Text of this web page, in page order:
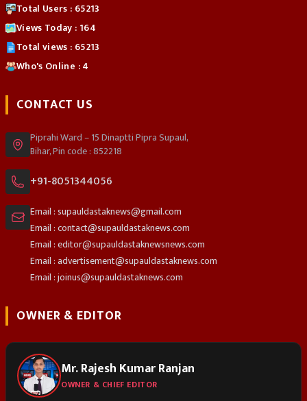
Total Users : 65213
Views Today : 164
Total views : 65213
Who's Online : 4
CONTACT US
Piprahi Ward – 15 Dinaptti Pipra Supaul,
Bihar, Pin code : 852218
+91-8051344056
Email : supauldastaknews@gmail.com
Email : contact@supauldastaknews.com
Email : editor@supauldastaknewsnews.com
Email : advertisement@supauldastaknews.com
Email : joinus@supauldastaknews.com
OWNER & EDITOR
Mr. Rajesh Kumar Ranjan
OWNER & CHIEF EDITOR